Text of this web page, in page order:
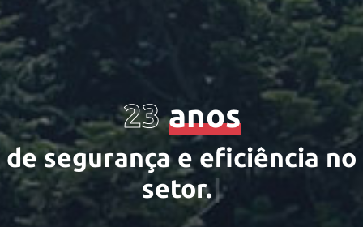
23 anos
de segurança e ef|